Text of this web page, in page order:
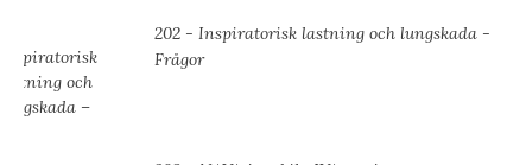
202 - Inspiratorisk lastning och lungskada -
Frågor